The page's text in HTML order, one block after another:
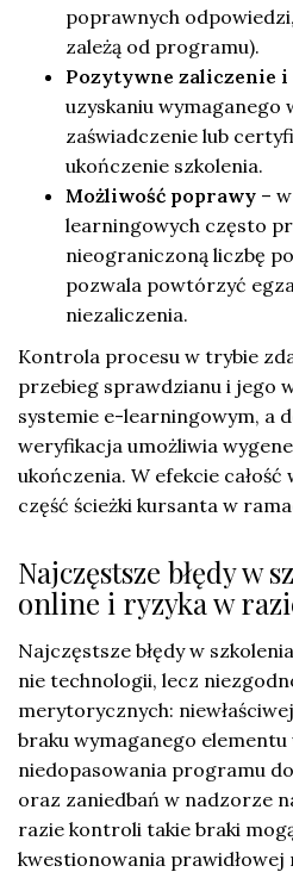
poprawnych
zależą od programu).
Pozytywne zaliczenie
uzyskaniu wymaganego
zaświadczenie lub
ukończenie szkolenia.
Możliwość poprawy –
learningowych często
nieograniczoną liczbę
pozwala powtórzyć
niezaliczenia.
Kontrola procesu w trybie
przebieg sprawdzianu i jego
systemie e-learningowym, a
weryfikacja umożliwia
ukończenia. W efekcie
część ścieżki kursanta w
Najczęstsze błędy w
online i ryzyka w
Najczęstsze błędy w
nie technologii, lecz
merytorycznych:
braku wymaganego
niedopasowania programu
oraz zaniedbań w nadzorze
razie kontroli takie braki
kwestionowania prawidłowej